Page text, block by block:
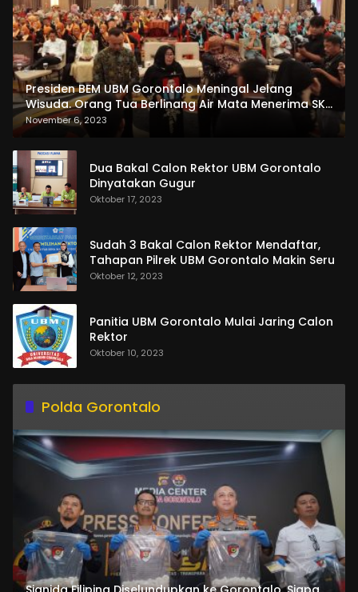
Presiden BEM UBM Gorontalo Meningal Jelang
Wisuda. Orang Tua Berlinang Air Mata Menerima SKL
dan Pemasangan Salempang
November 6, 2023
Dua Bakal Calon Rektor UBM Gorontalo
Dinyatakan Gugur
Oktober 17, 2023
Sudah 3 Bakal Calon Rektor Mendaftar,
Tahapan Pilrek UBM Gorontalo Makin Seru
Oktober 12, 2023
Panitia UBM Gorontalo Mulai Jaring Calon
Rektor
Oktober 10, 2023
Polda Gorontalo